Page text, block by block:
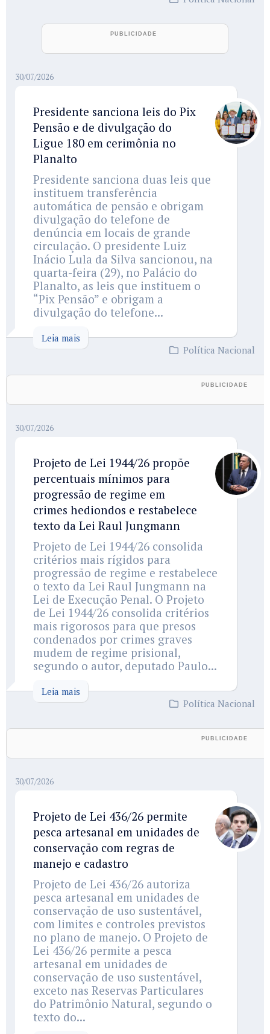
30/07/2026
Presidente sanciona leis do Pix
Pensão e de divulgação do
Ligue 180 em cerimônia no
Planalto
Presidente sanciona duas leis que
instituem transferência
automática de pensão e obrigam
divulgação do telefone de
denúncia em locais de grande
circulação. O presidente Luiz
Inácio Lula da Silva sancionou, na
quarta-feira (29), no Palácio do
Planalto, as leis que instituem o
“Pix Pensão” e obrigam a
divulgação do telefone...
Leia mais
Política Nacional
30/07/2026
Projeto de Lei 1944/26 propõe
percentuais mínimos para
progressão de regime em
crimes hediondos e restabelece
texto da Lei Raul Jungmann
Projeto de Lei 1944/26 consolida
critérios mais rígidos para
progressão de regime e restabelece
o texto da Lei Raul Jungmann na
Lei de Execução Penal. O Projeto
de Lei 1944/26 consolida critérios
mais rigorosos para que presos
condenados por crimes graves
mudem de regime prisional,
segundo o autor, deputado Paulo...
Leia mais
Política Nacional
30/07/2026
Projeto de Lei 436/26 permite
pesca artesanal em unidades de
conservação com regras de
manejo e cadastro
Projeto de Lei 436/26 autoriza
pesca artesanal em unidades de
conservação de uso sustentável,
com limites e controles previstos
no plano de manejo. O Projeto de
Lei 436/26 permite a pesca
artesanal em unidades de
conservação de uso sustentável,
exceto nas Reservas Particulares
do Patrimônio Natural, segundo o
texto do...